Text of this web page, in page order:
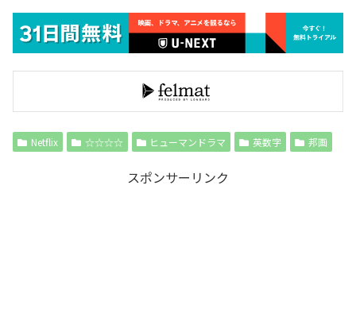
Netflix ☆☆☆☆ ヒューマンドラマ 英数字 邦画
スポンサーリンク